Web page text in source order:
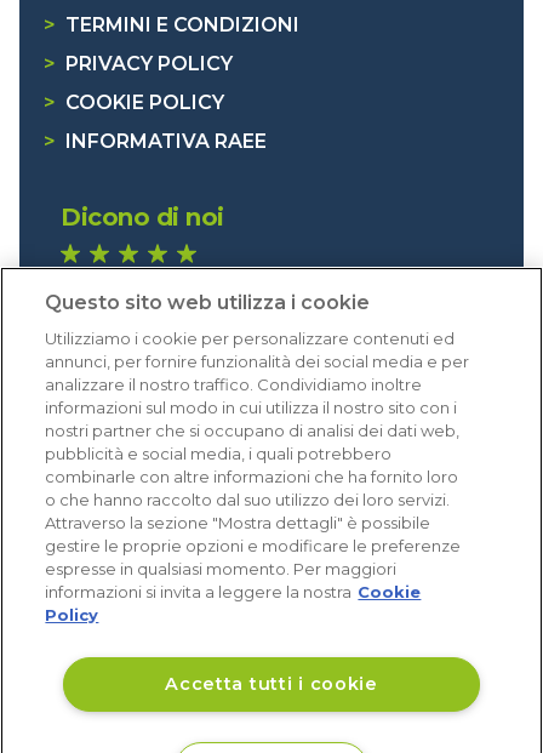
> TERMINI E CONDIZIONI
>
PRIVACY POLICY
> COOKIE POLICY
>
INFORMATIVA RAEE
Dicono di noi
Eccellente (4,8)
Acquisti verificati
Questo sito web utilizza i cookie
Utilizziamo i cookie per personalizzare contenuti ed
annunci, per fornire funzionalità dei social media e per
analizzare il nostro traffico. Condividiamo inoltre
informazioni sul modo in cui utilizza il nostro sito con i
nostri partner che si occupano di analisi dei dati web,
pubblicità e social media, i quali potrebbero
combinarle con altre informazioni che ha fornito loro
o che hanno raccolto dal suo utilizzo dei loro servizi.
Attraverso la sezione "Mostra dettagli" è possibile
gestire le proprie opzioni e modificare le preferenze
espresse in qualsiasi momento. Per maggiori
informazioni si invita a leggere la nostra Cookie
Policy
Accetta tutti i cookie